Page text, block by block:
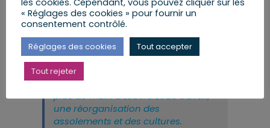
seront enseignés dans les lycées
agricoles, afin de préparer la
réaliser, avec les agriculteurs, les
coopératives, les négociants, les
industriels, une transition complexe
vers une agriculture nécessitant
plus de main d’œuvre et de travail,
une réorganisation des
assolements et des cultures.
les cookies. Cependant, vous pouvez cliquer sur les
« Réglages des cookies » pour fournir un
consentement contrôlé.
Réglages des cookies Tout accepter
Tout rejeter